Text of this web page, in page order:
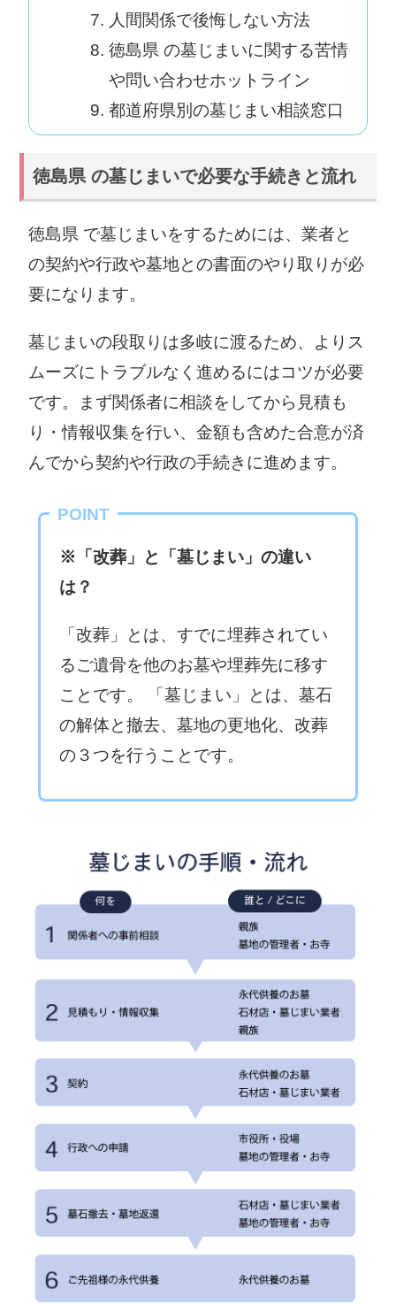
人間関係で後悔しない方法
徳島県 の墓じまいに関する苦情
や問い合わせホットライン
都道府県別の墓じまい相談窓口
徳島県 の墓じまいで必要な手続きと流れ
徳島県 で墓じまいをするためには、業者と
の契約や行政や墓地との書面のやり取りが必
要になります。
墓じまいの段取りは多岐に渡るため、よりス
ムーズにトラブルなく進めるにはコツが必要
です。まず関係者に相談をしてから見積も
り・情報収集を行い、金額も含めた合意が済
んでから契約や行政の手続きに進めます。
POINT
※「改葬」と「墓じまい」の違い
は？
「改葬」とは、すでに埋葬されてい
るご遺骨を他のお墓や埋葬先に移す
ことです。 「墓じまい」とは、墓石
の解体と撤去、墓地の更地化、改葬
の３つを行うことです。